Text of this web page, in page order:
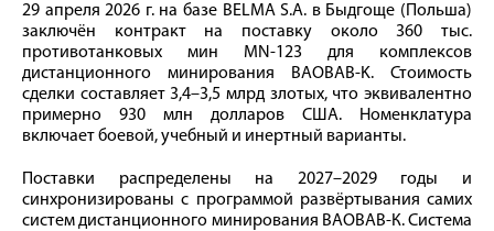
29 апреля 2026 г. на базе BELMA S.A. в Быдгоще (Польша)
заключён контракт на поставку около 360 тыс.
противотанковых мин MN-123 для комплексов
дистанционного минирования BAOBAB-K. Стоимость
сделки составляет 3,4–3,5 млрд злотых, что эквивалентно
примерно 930 млн долларов США. Номенклатура
включает боевой, учебный и инертный варианты.
Поставки распределены на 2027–2029 годы и
синхронизированы с программой развёртывания самих
систем дистанционного минирования BAOBAB-К. Система